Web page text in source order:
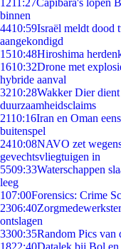
1211:27Capibara's lopen
binnen
4410:59Israël meldt dood
aangekondigd
1510:48Hiroshima
1610:32Drone met
hybride aanval
3210:28Wakker Dier
duurzaamheidsclaims
2110:16Iran en Oman
buitenspel
2410:08NAVO zet
gevechtsvliegtuigen in
5509:33Waterschappen
leeg
107:00Forensics: Crime
2306:40
ontslagen
3300:35Random Pics van
1822:40Datalek bij Bol